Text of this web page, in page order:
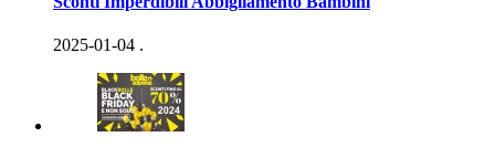
2025-01-04 .